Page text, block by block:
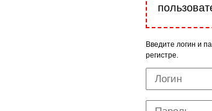
Введите логин и
регистре.